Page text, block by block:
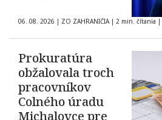
06. 08. 2026 | ZO ZAHRANIČIA | 2 min. čítania |
Prokuratúra
obžalovala troch
pracovníkov
Colného úradu
Michalovce pre